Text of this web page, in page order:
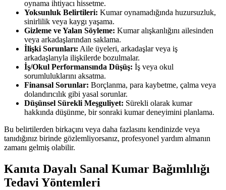
oynama ihtiyacı hissetme.
Yoksunluk Belirtileri: Kumar oynamadığında huzursuzluk,
sinirlilik veya kaygı yaşama.
Gizleme ve Yalan Söyleme: Kumar alışkanlığını ailesinden
veya arkadaşlarından saklama.
İlişki Sorunları: Aile üyeleri, arkadaşlar veya iş
arkadaşlarıyla ilişkilerde bozulmalar.
İş/Okul Performansında Düşüş: İş veya okul
sorumluluklarını aksatma.
Finansal Sorunlar: Borçlanma, para kaybetme, çalma veya
dolandırıcılık gibi yasal sorunlar.
Düşünsel Sürekli Meşguliyet: Sürekli olarak kumar
hakkında düşünme, bir sonraki kumar deneyimini planlama.
Bu belirtilerden birkaçını veya daha fazlasını kendinizde veya
tanıdığınız birinde gözlemliyorsanız, profesyonel yardım almanın
zamanı gelmiş olabilir.
Kanıta Dayalı Sanal Kumar Bağımlılığı
Tedavi Yöntemleri